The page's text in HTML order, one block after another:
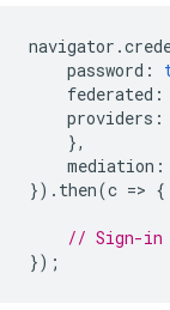
navigator .
password :
federated :
providers :
},
mediation :
}). then(c => {
// Sign-in
});